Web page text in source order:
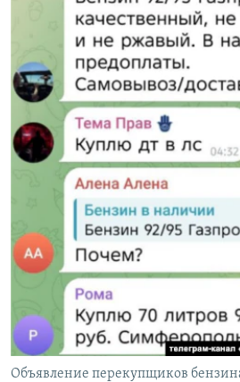
Объявление перекупщиков